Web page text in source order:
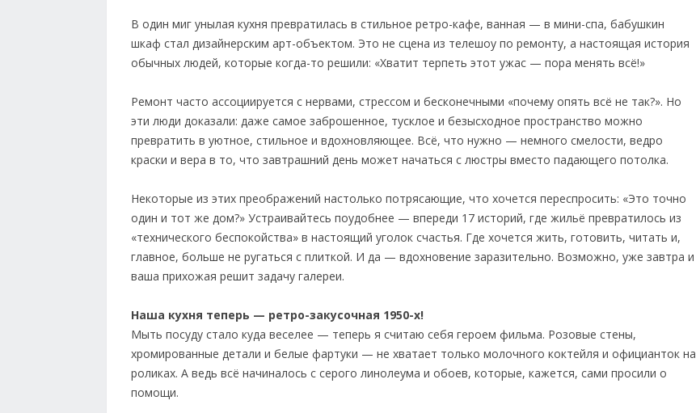
В один миг унылая кухня превратилась в стильное ретро-кафе, ванная — в мини-спа, бабушкин
шкаф стал дизайнерским арт-объектом. Это не сцена из телешоу по ремонту, а настоящая история
обычных людей, которые когда-то решили: «Хватит терпеть этот ужас — пора менять всё!»
Ремонт часто ассоциируется с нервами, стрессом и бесконечными «почему опять всё не так?». Но
эти люди доказали: даже самое заброшенное, тусклое и безысходное пространство можно
превратить в уютное, стильное и вдохновляющее. Всё, что нужно — немного смелости, ведро
краски и вера в то, что завтрашний день может начаться с люстры вместо падающего потолка.
Некоторые из этих преображений настолько потрясающие, что хочется переспросить: «Это точно
один и тот же дом?» Устраивайтесь поудобнее — впереди 17 историй, где жильё превратилось из
«технического беспокойства» в настоящий уголок счастья. Где хочется жить, готовить, читать и,
главное, больше не ругаться с плиткой. И да — вдохновение заразительно. Возможно, уже завтра и
ваша прихожая решит задачу галереи.
Наша кухня теперь — ретро-закусочная 1950-х!
Мыть посуду стало куда веселее — теперь я считаю себя героем фильма. Розовые стены,
хромированные детали и белые фартуки — не хватает только молочного коктейля и официанток на
роликах. А ведь всё начиналось с серого линолеума и обоев, которые, кажется, сами просили о
помощи.